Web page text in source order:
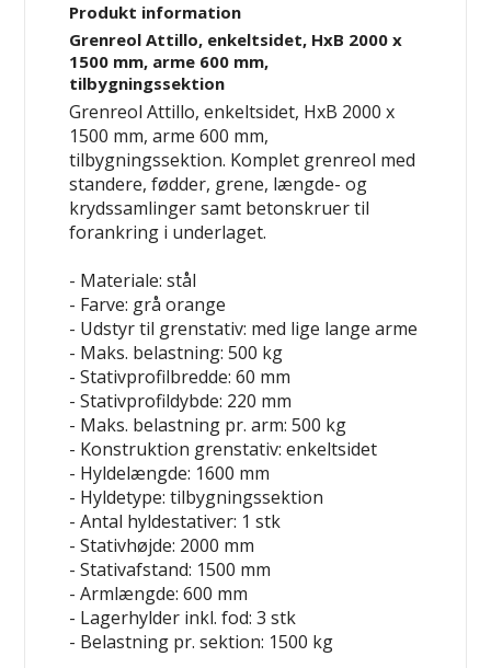
Produkt information
Grenreol Attillo, enkeltsidet, HxB 2000 x
1500 mm, arme 600 mm,
tilbygningssektion
Grenreol Attillo, enkeltsidet, HxB 2000 x
1500 mm, arme 600 mm,
tilbygningssektion. Komplet grenreol med
standere, fødder, grene, længde- og
krydssamlinger samt betonskruer til
forankring i underlaget.
- Materiale: stål
- Farve: gråorange
- Udstyr til grenstativ: med lige lange arme
- Maks. belastning: 500 kg
- Stativprofilbredde: 60 mm
- Stativprofildybde: 220 mm
- Maks. belastning pr. arm: 500 kg
- Konstruktion grenstativ: enkeltsidet
- Hyldelængde: 1600 mm
- Hyldetype: tilbygningssektion
- Antal hyldestativer: 1 stk
- Stativhøjde: 2000 mm
- Stativafstand: 1500 mm
- Armlængde: 600 mm
- Lagerhylder inkl. fod: 3 stk
- Belastning pr. sektion: 1500 kg